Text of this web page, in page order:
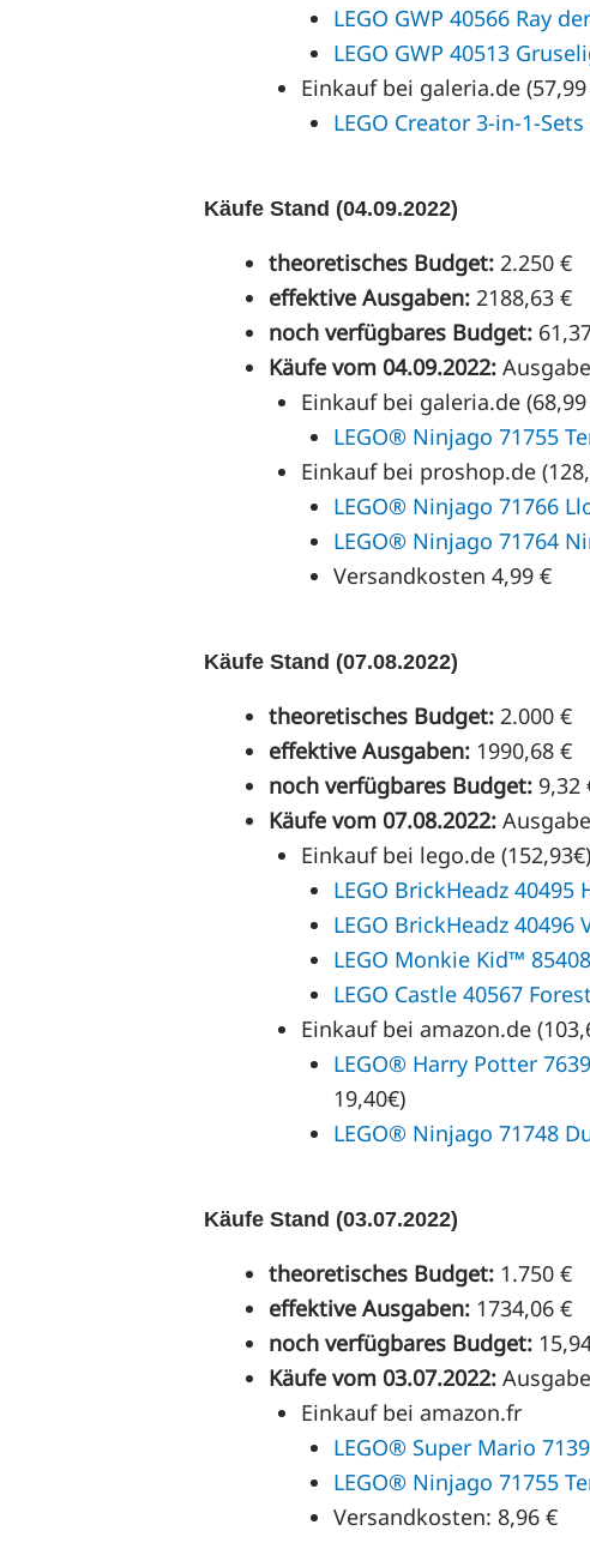
LEGO GWP 40566 Ray
LEGO GWP 40513
Einkauf bei galeria.de (57,99
LEGO Creator 3-in-1-
Käufe Stand (04.09.2022)
theoretisches Budget: 2.250 €
effektive Ausgaben: 2188,63 €
noch verfügbares Budget:
Käufe vom 04.09.2022:
Einkauf bei galeria.de (68,99
LEGO® Ninjago 71755
Einkauf bei proshop.de
LEGO® Ninjago 71766
LEGO® Ninjago 71764
Versandkosten 4,99 €
Käufe Stand (07.08.2022)
theoretisches Budget: 2.000 €
effektive Ausgaben: 1990,68 €
noch verfügbares Budget: 9,32
Käufe vom 07.08.2022:
Einkauf bei lego.de (152,93€)
LEGO BrickHeadz
LEGO BrickHeadz
LEGO Monkie Kid™
LEGO Castle 40567
Einkauf bei amazon.de
LEGO® Harry Potter
19,40€)
LEGO® Ninjago 71748
Käufe Stand (03.07.2022)
theoretisches Budget: 1.750 €
effektive Ausgaben: 1734,06 €
noch verfügbares Budget:
Käufe vom 03.07.2022:
Einkauf bei amazon.fr
LEGO® Super Mario
LEGO® Ninjago 71755
Versandkosten: 8,96 €